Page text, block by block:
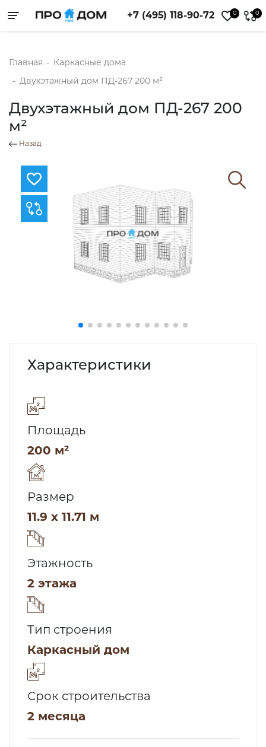
Toggle navigation +7 (495) 118-90-72 0 0
Главная - Каркасные дома
- Двухэтажный дом ПД-267 200 м²
Двухэтажный дом ПД-267 200
м²
Назад
Характеристики
Площадь
200 м²
Размер
11.9 x 11.71 м
Этажность
2 этажа
Тип строения
Каркасный дом
Срок строительства
2 месяца